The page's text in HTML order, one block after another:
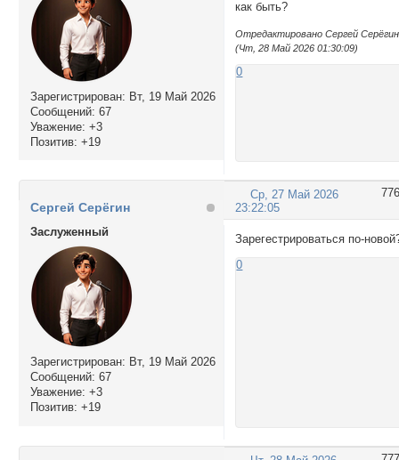
Зарегистрирован: Вт, 19 Май 2026
Сообщений: 67
Уважение: +3
Позитив: +19
как быть?
Отредактировано Сергей Серёгин
(Чт, 28 Май 2026 01:30:09)
0
776
Ср, 27 Май 2026
23:22:05
Сергей Серёгин
Заслуженный
Зарегистрирован: Вт, 19 Май 2026
Сообщений: 67
Уважение: +3
Позитив: +19
Зарегестрироваться по-
0